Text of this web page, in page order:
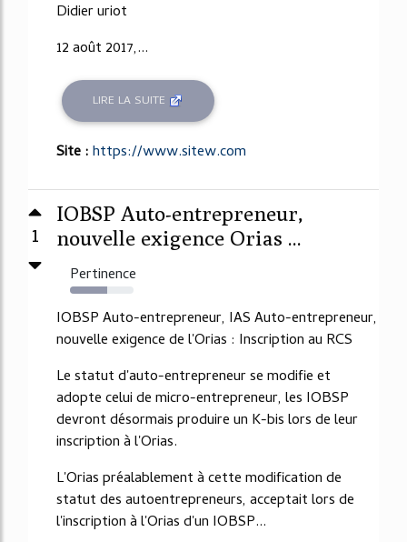
Didier uriot
12 août 2017,...
LIRE LA SUITE
Site :https://www.sitew.com
1
IOBSP Auto-entrepreneur,
nouvelle exigence Orias ...
Pertinence
59%
IOBSP Auto-entrepreneur, IAS Auto-entrepreneur,
nouvelle exigence de l'Orias : Inscription au RCS
Le statut d'auto-entrepreneur se modifie et
adopte celui de micro-entrepreneur, les IOBSP
devront désormais produire un K-bis lors de leur
inscription à l'Orias.
L'Orias préalablement à cette modification de
statut des autoentrepreneurs, acceptait lors de
l'inscription à l'Orias d'un IOBSP...